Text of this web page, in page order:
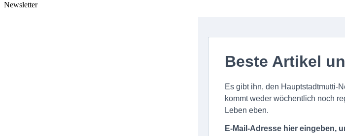
Newsletter